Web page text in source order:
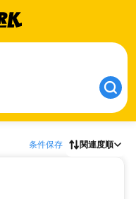
条件保存 関連度順